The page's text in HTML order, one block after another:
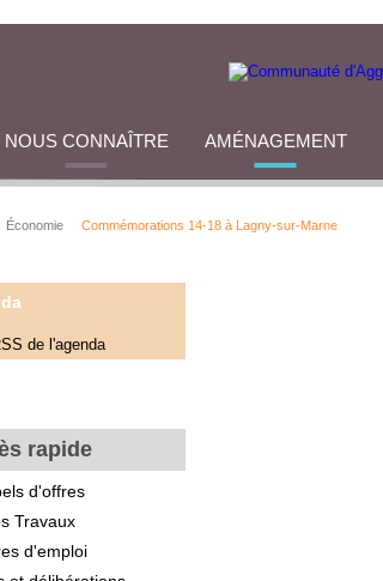
NOUS CONNAÎTRE AMÉNAGEMENT
Économie Commémorations 14-18 à Lagny-sur-Marne
de l'agenda
rapide
d'offres
Travaux
d'emploi